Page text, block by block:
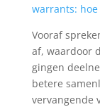
warrants: hoe
Vooraf
af, waardoor
gingen
betere
vervangende